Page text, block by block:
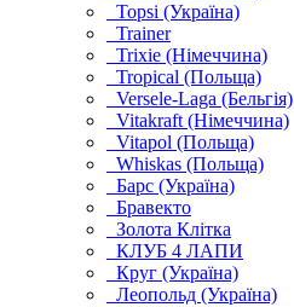
Topsi (Україна)
Trainer
Trixie (Німеччина)
Tropical (Польща)
Versele-Laga (Бельгія)
Vitakraft (Німеччина)
Vitapol (Польща)
Whiskas (Польща)
Барс (Україна)
Бравекто
Золота Клітка
КЛУБ 4 ЛАПИ
Круг (Україна)
Леопольд (Україна)